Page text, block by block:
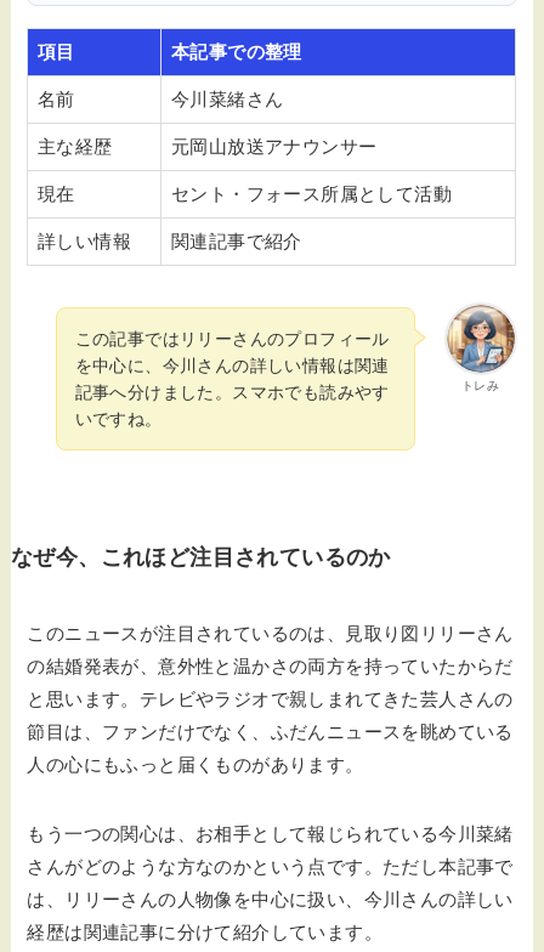
項目 本記事での整理
名前 今川菜緒さん
主な経歴 元岡山放送アナウンサー
現在 セント・フォース所属として活動
詳しい情報 関連記事で紹介
トレみ
この記事ではリリーさんのプロフィール
を中心に、今川さんの詳しい情報は関連
記事へ分けました。スマホでも読みやす
いですね。
なぜ今、これほど注目されているのか
このニュースが注目されているのは、見取り図リリーさん
の結婚発表が、意外性と温かさの両方を持っていたからだ
と思います。テレビやラジオで親しまれてきた芸人さんの
節目は、ファンだけでなく、ふだんニュースを眺めている
人の心にもふっと届くものがあります。
もう一つの関心は、お相手として報じられている今川菜緒
さんがどのような方なのかという点です。ただし本記事で
は、リリーさんの人物像を中心に扱い、今川さんの詳しい
経歴は関連記事に分けて紹介しています。